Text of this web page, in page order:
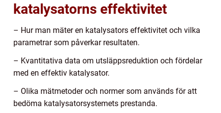
katalysatorns effektivitet
– Hur man mäter en katalysators effektivitet och vilka
parametrar som påverkar resultaten.
– Kvantitativa data om utsläppsreduktion och fördelar
med en effektiv katalysator.
– Olika mätmetoder och normer som används för att
bedöma katalysatorsystemets prestanda.